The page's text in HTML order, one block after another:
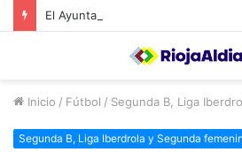
Inicio / Fútbol / Segunda B, Liga
Segunda B, Liga Iberdrola y Segunda